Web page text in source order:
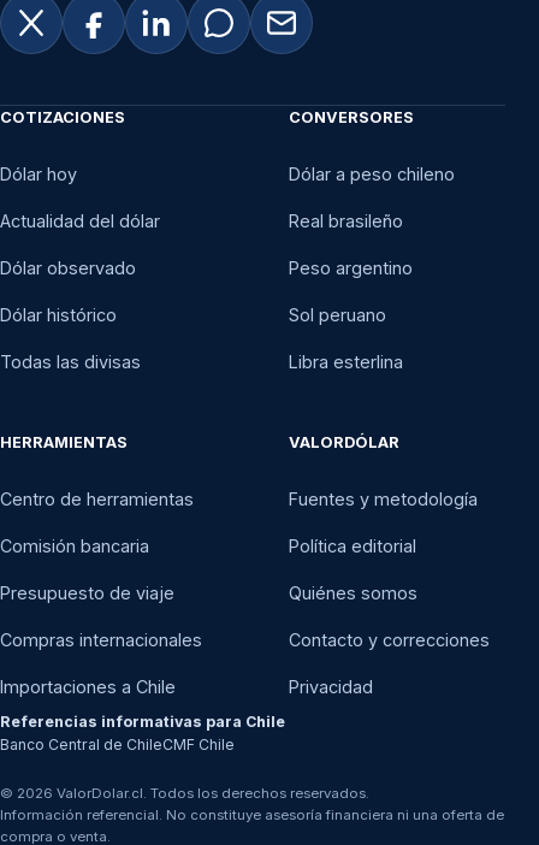
COTIZACIONES
Dólar hoy
Actualidad del dólar
Dólar observado
Dólar histórico
Todas las divisas
CONVERSORES
Dólar a peso chileno
Real brasileño
Peso argentino
Sol peruano
Libra esterlina
HERRAMIENTAS
Centro de herramientas
Comisión bancaria
Presupuesto de viaje
Compras internacionales
Importaciones a Chile
VALORDÓLAR
Fuentes y metodología
Política editorial
Quiénes somos
Contacto y correcciones
Privacidad
Referencias informativas para Chile
Banco Central de ChileCMF Chile
© 2026 ValorDolar.cl. Todos los derechos reservados.
Información referencial. No constituye asesoría financiera ni una oferta de
compra o venta.